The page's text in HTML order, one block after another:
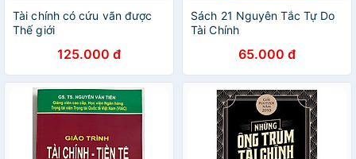
Tài chính có cứu vãn được
Thế giới
125.000 đ
Sách 21 Nguyên Tắc Tự Do
Tài Chính
65.000 đ